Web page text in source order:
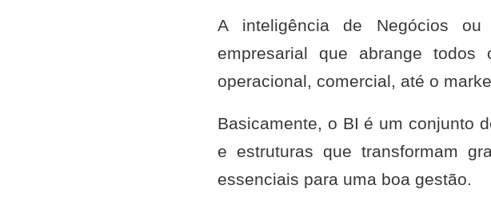
A inteligência de Negócios
empresarial que abrange
operacional, comercial, até o
Basicamente, o BI é um conjunto
e estruturas que transformam
essenciais para uma boa gestão.